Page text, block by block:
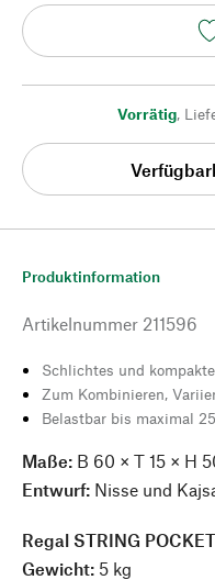
Vorrätig,
Produktinformation
Artikelnummer 211596
Schlichtes und
Zum Kombinieren,
Belastbar bis maximal
Maße: B 60 × T 15 × H
Entwurf: Nisse und
Regal STRING POCKET
Gewicht: 5 kg